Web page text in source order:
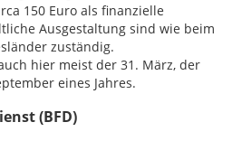
150 Euro als finanzielle
Ausgestaltung sind wie beim
zuständig.
hier meist der 31. März, der
eines Jahres.
(BFD)